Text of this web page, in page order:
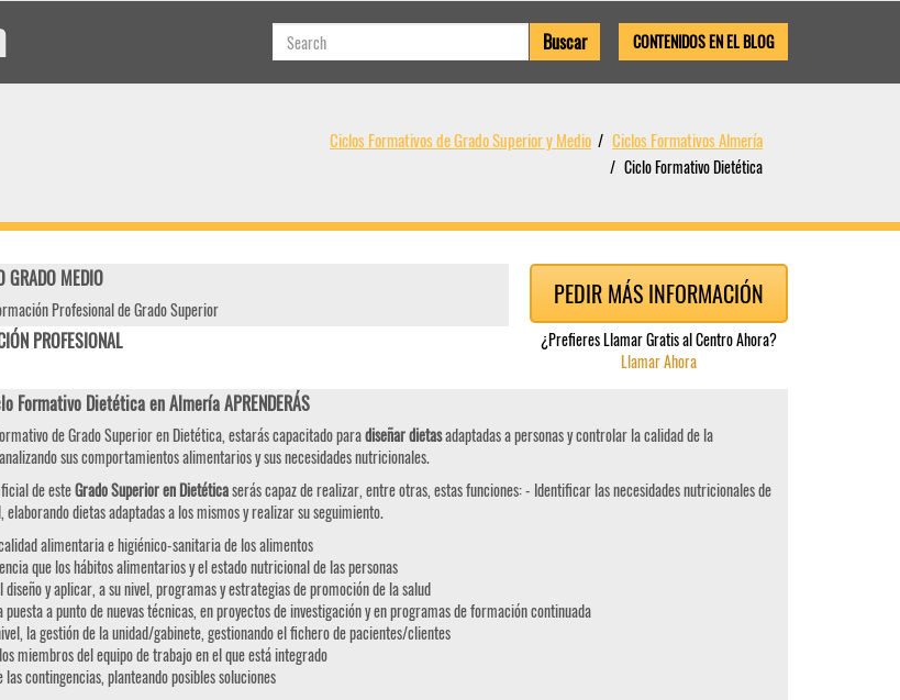
CONTENIDOS EN EL BLOG
Ciclos Formativos de Grado Superior y Medio Ciclos Formativos Almería
Ciclo Formativo Dietética
PEDIR MÁS INFORMACIÓN
¿Prefieres Llamar Gratis al Centro Ahora?
Llamar Ahora
GRADO MEDIO
Profesional de Grado Superior
PROFESIONAL
Formativo Dietética en Almería APRENDERÁS
de Grado Superior en Dietética, estarás capacitado paradiseñar dietasadaptadas a personas y controlar la calidad de la
sus comportamientos alimentarios y sus necesidades nutricionales.
de esteGrado Superior en Dietéticaserás capaz de realizar, entre otras, estas funciones: - Identificar las necesidades nutricionales de
elaborando dietas adaptadas a los mismos y realizar su seguimiento.
alimentaria e higiénico-sanitaria de los alimentos
que los hábitos alimentarios y el estado nutricional de las personas
y aplicar, a su nivel, programas y estrategias de promoción de la salud
a punto de nuevas técnicas, en proyectos de investigación y en programas de formación continuada
la gestión de la unidad/gabinete, gestionando el fichero de pacientes/clientes
miembros del equipo de trabajo en el que está integrado
las contingencias, planteando posibles soluciones